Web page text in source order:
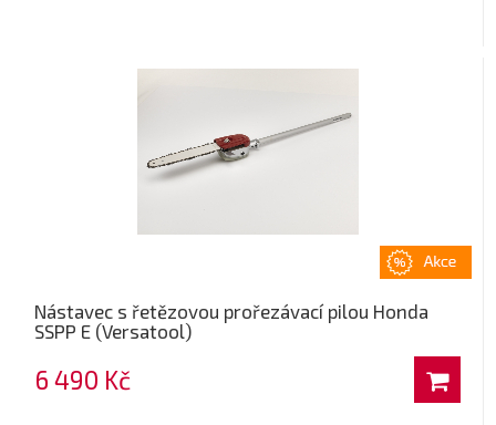
Nástavec s řetězovou prořezávací pilou Honda
SSPP E (Versatool)
6 490 Kč